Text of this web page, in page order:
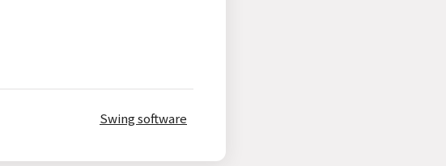
Swing software